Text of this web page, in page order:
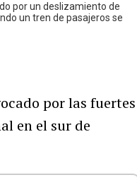
por un deslizamiento de
un tren de pasajeros se
por las fuertes
en el sur de